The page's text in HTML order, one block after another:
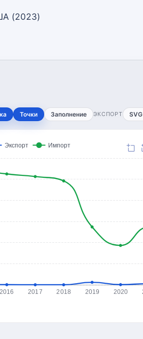
(2023)
Точки Заполнение ЭКСПОРТ SVG
2016 2017 2018 2019 2020
Экспорт Импорт